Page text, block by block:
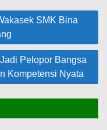
SMK Bina
Pelopor Bangsa
Kompetensi Nyata